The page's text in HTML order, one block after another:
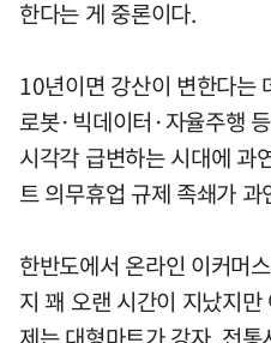
한다는 게 중론이다.
10년이면 강산이 변한다는
로봇·빅데이터·자율주행
시각각 급변하는 시대에 과
트 의무휴업 규제 족쇄가
한반도에서 온라인 이커머
지 꽤 오랜 시간이 지났지